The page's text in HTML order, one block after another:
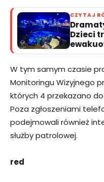
CZYTAJ
Dzieci
W tym samym czasie
Monitoringu Wizyjnego
których 4 przekazano do
Poza zgłoszeniami
podejmowali również
służby patrolowej.
red